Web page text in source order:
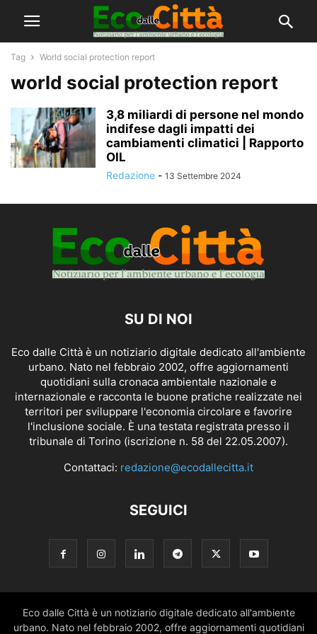
Tag World social protection report
world social protection report
3,8 miliardi di persone nel mondo
indifese dagli impatti dei
cambiamenti climatici | Rapporto
OIL
Redazione - 13 Settembre 2024
SU DI NOI
Eco dalle Città è un notiziario digitale dedicato all'ambiente
urbano. Nato nel febbraio 2002, offre aggiornamenti
quotidiani sulla cronaca ambientale nazionale e
internazionale e racconta le buone pratiche realizzate nei
territori per sviluppare l'economia circolare e favorire
l'inclusione sociale. È una testata registrata presso il
tribunale di Torino (iscrizione n. 58 del 22.05.2007).
Contattaci: redazione@ecodallecitta.it
SEGUICI
Eco dalle Città è un notiziario digitale dedicato all'ambiente
urbano. Nato nel febbraio 2002, offre aggiornamenti quotidiani